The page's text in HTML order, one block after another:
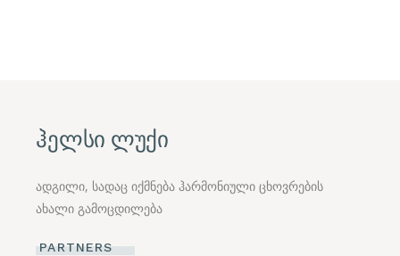
ჰელსი ლუქი
ადგილი, სადაც იქმნება ჰარმონიული ცხოვრების
ახალი გამოცდილება
PARTNERS